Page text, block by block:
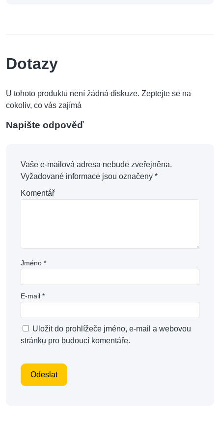
Dotazy
U tohoto produktu není žádná diskuze. Zeptejte se na
cokoliv, co vás zajímá
Napište odpověď
Vaše e-mailová adresa nebude zveřejněna.
Vyžadované informace jsou označeny *
Komentář
Jméno *
E-mail *
Uložit do prohlížeče jméno, e-mail a webovou
stránku pro budoucí komentáře.